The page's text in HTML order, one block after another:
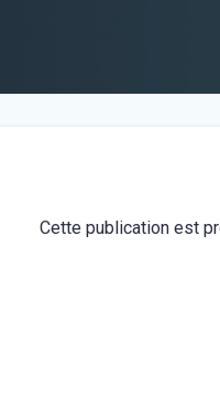
Cette publication est